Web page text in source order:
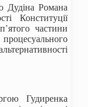
Дудіна Романа
Конституції
частини
Гудиренка